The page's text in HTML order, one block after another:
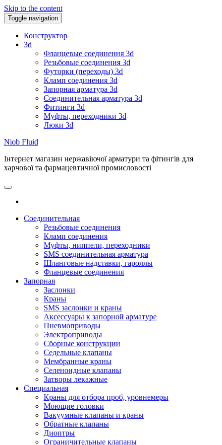
Skip to the content
Toggle navigation
Конструктор
3d
Фланцевые соединения 3d
Резьбовые соединения 3d
Футорки (переходы) 3d
Кламп соединения 3d
Запорная арматура 3d
Соединительная арматура 3d
Фитинги 3d
Муфты, переходники 3d
Люки 3d
Niob Fluid
Інтернет магазин нержавіючої арматури та фітингів для
харчової та фармацевтичної промисловості
Соединительная
Резьбовые соединения
Кламп соединения
Муфты, ниппели, переходники
SMS соединительная арматура
Шланговые надставки, гароллы
Фланцевые соединения
Запорная
Заслонки
Краны
SMS заслонки и краны
Аксессуары к запорной арматуре
Пневмоприводы
Электроприводы
Сборные конструкции
Седельные клапаны
Мембранные краны
Селеноидные клапаны
Затворы лекажные
Специальная
Краны для отбора проб, уровнемеры
Моющие головки
Вакуумные клапаны и краны
Обратные клапаны
Диоптры
Ограничительные клапаны